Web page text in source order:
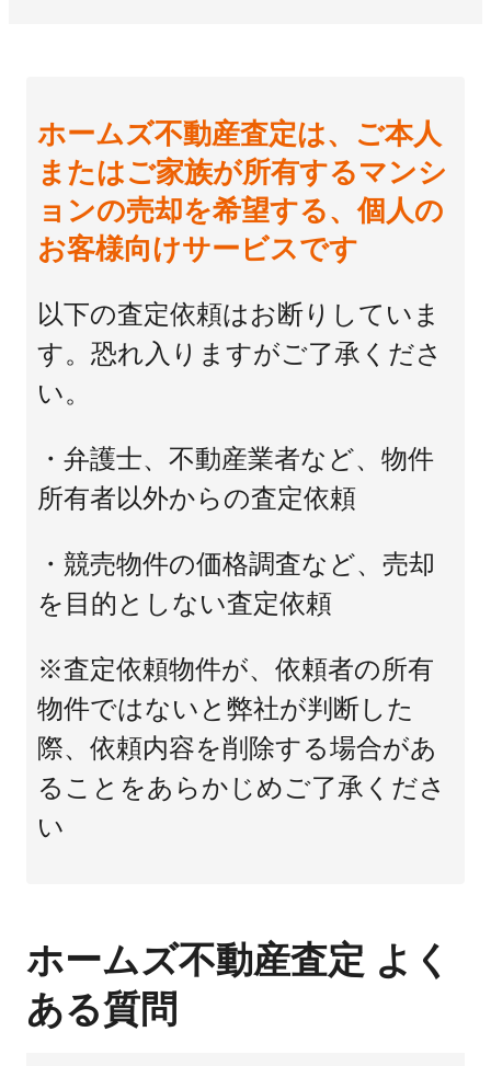
ホームズ不動産査定は、ご本人
またはご家族が所有するマンシ
ョンの売却を希望する、個人の
お客様向けサービスです
以下の査定依頼はお断りしていま
す。恐れ入りますがご了承くださ
い。
・弁護士、不動産業者など、物件
所有者以外からの査定依頼
・競売物件の価格調査など、売却
を目的としない査定依頼
※査定依頼物件が、依頼者の所有
物件ではないと弊社が判断した
際、依頼内容を削除する場合があ
ることをあらかじめご了承くださ
い
ホームズ不動産査定 よく
ある質問